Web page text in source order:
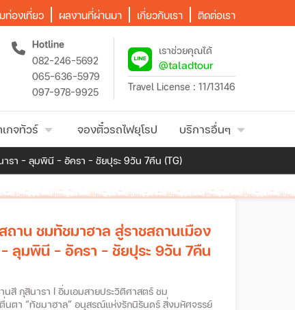
ท่องเที่ยว ผลงานที่ผ่านมา เกี่ยวกับเรา ติดต่อเรา
Hotline
082-246-5692
065-636-5979
097-978-9925
เราช่วยคุณได้
@taladtour
Travel License : 11/13146
กจทัวร์ จองตั๋วรถไฟยุโรป บริการอื่นๆ
รา – ลุมพินี - อัครา - ชัยปุระ 9วัน 7คืน (TG)
าน ชมทัชมาฮาล สู่ราชสถานเมือง
ลุมพินี - อัครา - ชัยปุระ 9วัน 7คืน
สินารา I อิ่มเอมสายประวิติศาสตร์ ชม